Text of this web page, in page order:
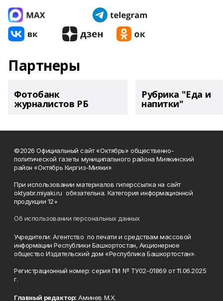
Партнеры
Фотобанк
журналистов РБ
Рубрика "Еда и
напитки"
©2026 Официальный сайт «Октябрь» общественно-
политической газеты муниципального района Миякинский
район «Октябрь Киргиз-Мияки»
При использовании материалов гиперссылка на сайт
oktyabr.miyaki.ru обязательна. Категория информационной
продукции 12+
Об использовании персональных данных
Учредители: Агентство по печати и средствам массовой
информации Республики Башкортостан, Акционерное
общество Издательский дом «Республика Башкортостан».
Регистрационный номер: серия ПИ № ТУ02-01869 от 11.06.2025
г.
Главный редактор: Аминев М.Х.